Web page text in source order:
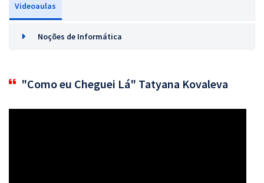
Videoaulas
Noções de Informática
"Como eu Cheguei Lá" Tatyana Kovaleva